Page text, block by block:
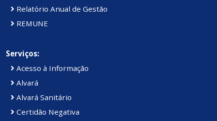
Relatório Anual de Gestão
REMUNE
Serviços:
Acesso à Informação
Alvará
Alvará Sanitário
Certidão Negativa